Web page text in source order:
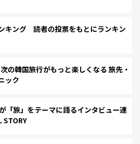
キング 読者の投票をもとにランキン
韓国旅行がもっと楽しくなる 旅先・
ック
「旅」をテーマに語るインタビュー連
STORY